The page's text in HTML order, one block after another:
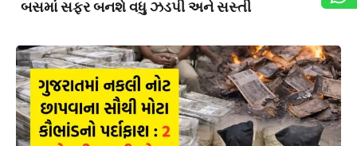
બસમાં સફર બનશે વધુ ઝડપી અને સસ્તી